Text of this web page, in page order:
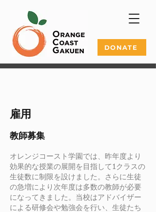
DONATE
雇用
教師募集
オレンジコースト学園では、昨年度より
効果的な授業の展開を目指して1クラスの
生徒数に制限を設けました。さらに生徒
の急増により次年度は多数の教師が必要
になってきました。当校はアドバイザー
による研修会や勉強会を行い、生徒たち